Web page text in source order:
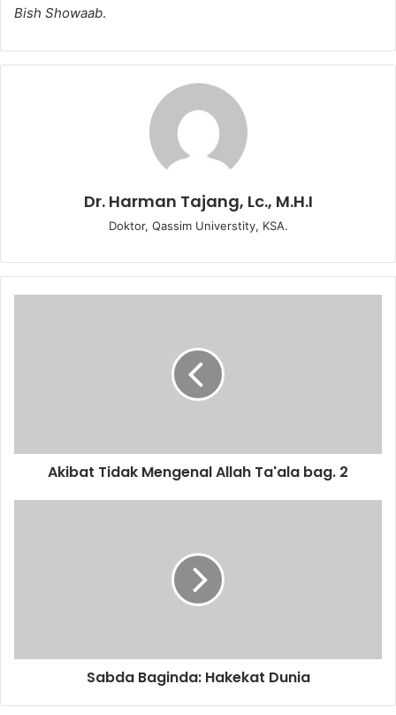
Bish Showaab.
Dr. Harman Tajang, Lc., M.H.I
Doktor, Qassim Universtity, KSA.
Akibat Tidak Mengenal Allah Ta'ala bag. 2
Sabda Baginda: Hakekat Dunia